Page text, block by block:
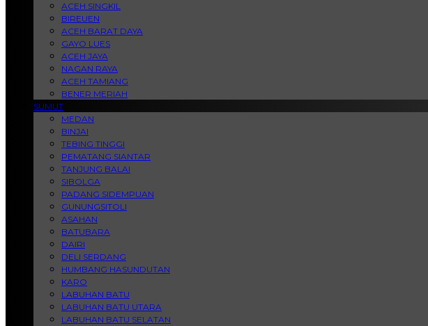
ACEH SINGKIL
BIREUEN
ACEH BARAT DAYA
GAYO LUES
ACEH JAYA
NAGAN RAYA
ACEH TAMIANG
BENER MERIAH
SUMUT
MEDAN
BINJAI
TEBING TINGGI
PEMATANG SIANTAR
TANJUNG BALAI
SIBOLGA
PADANG SIDEMPUAN
GUNUNGSITOLI
ASAHAN
BATUBARA
DAIRI
DELI SERDANG
HUMBANG HASUNDUTAN
KARO
LABUHAN BATU
LABUHAN BATU UTARA
LABUHAN BATU SELATAN